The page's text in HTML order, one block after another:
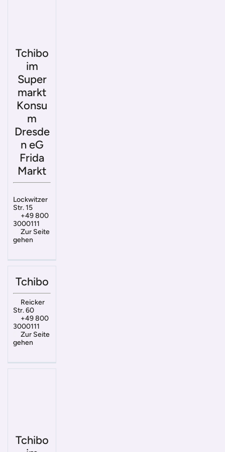
Tchibo
im
Super
markt
Konsu
m
Dresde
n eG
Frida
Markt
Lockwitzer
Str. 15
+49 800
3000111
Zur Seite
gehen
Tchibo
Reicker
Str. 60
+49 800
3000111
Zur Seite
gehen
Tchibo